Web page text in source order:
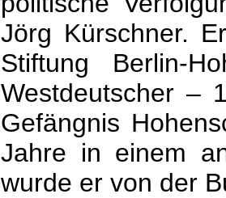
Jörg Kürschner.
Stiftung Berlin-
Westdeutscher –
Gefängnis
Jahre in einem
wurde er von der